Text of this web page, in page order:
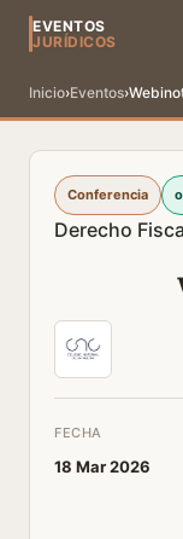
EVENTOS
JURÍDICOS
Inicio›Eventos›
Conferencia
Derecho
FECHA
18 Mar 2026